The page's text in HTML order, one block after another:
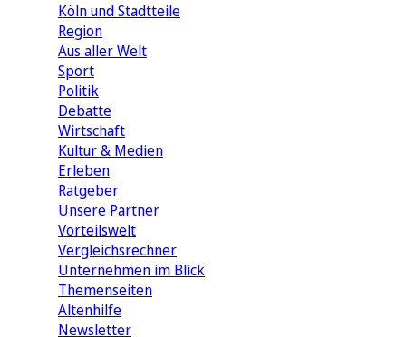
Köln und Stadtteile
Region
Aus aller Welt
Sport
Politik
Debatte
Wirtschaft
Kultur & Medien
Erleben
Ratgeber
Unsere Partner
Vorteilswelt
Vergleichsrechner
Unternehmen im Blick
Themenseiten
Altenhilfe
Newsletter